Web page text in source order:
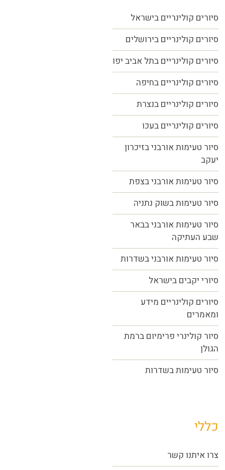
סיורים קולינריים בישראל
סיורים קולינריים בירושלים
סיורים קולינריים בתל אביב יפו
סיורים קולינריים בחיפה
סיורים קולינריים בנצרת
סיורים קולינריים בעכו
סיור טעימות אורבני בזיכרון
יעקב
סיור טעימות אורבני בצפת
סיור טעימות בשוק נתניה
סיור טעימות אורבני בבאר
שבע העתיקה
סיור טעימות אורבני בשדרות
סיורי יקבים בישראל
סיורים קולינריים מידע
ומאמרים
סיור קולינרי פרימיום ברמת
הגולן
סיור טעימות בשדרות
כללי
צרו איתנו קשר